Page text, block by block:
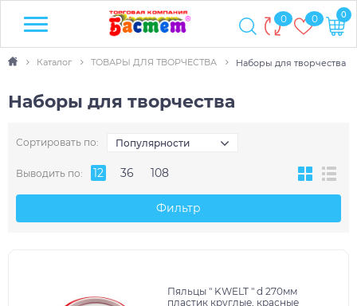
0 0 0
Каталог ТОВАРЫ ДЛЯ ТВОРЧЕСТВА Наборы для творчества
Наборы для творчества
Сортировать по: Популярности
Выводить по: 12 36 108
Фильтр
Пяльцы " KWELT " d 270мм
пластик круглые, красные